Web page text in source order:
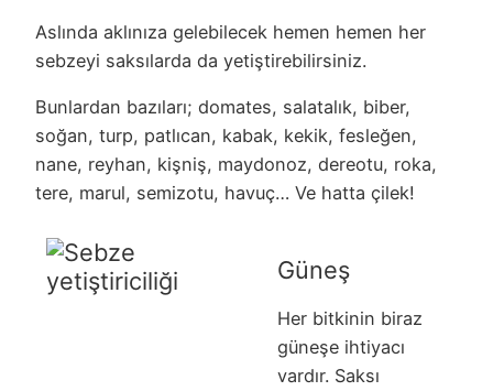
Aslında aklınıza gelebilecek hemen hemen her
sebzeyi saksılarda da yetiştirebilirsiniz.
Bunlardan bazıları; domates, salatalık, biber,
soğan, turp, patlıcan, kabak, kekik, fesleğen,
nane, reyhan, kişniş, maydonoz, dereotu, roka,
tere, marul, semizotu, havuç… Ve hatta çilek!
Güneş
Her bitkinin biraz
güneşe ihtiyacı
vardır. Saksı